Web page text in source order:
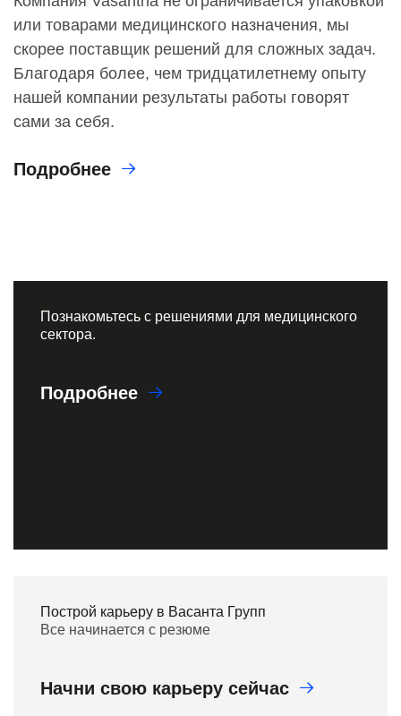
или товарами медицинского назначения, мы
скорее поставщик решений для сложных задач.
Благодаря более, чем тридцатилетнему опыту
нашей компании результаты работы говорят
сами за себя.
Подробнее
Познакомьтесь с решениями для медицинского
сектора.
Подробнее
Построй карьеру в Васанта Групп
Все начинается с резюме
Начни свою карьеру сейчас